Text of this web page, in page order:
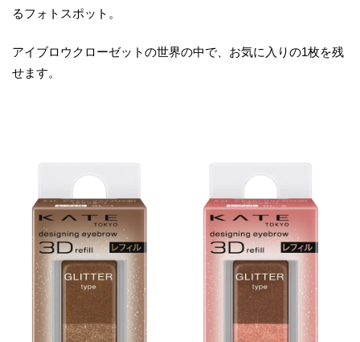
るフォトスポット。
アイブロウクローゼットの世界の中で、お気に入りの1枚を残
せます。